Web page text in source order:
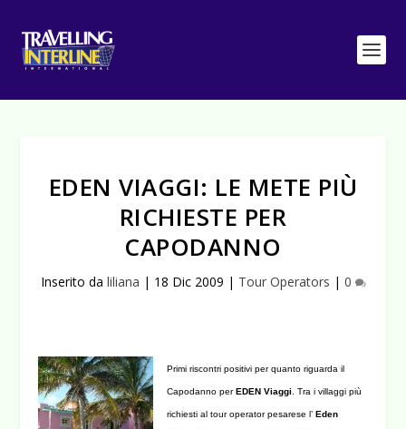
EDEN VIAGGI: LE METE PIÙ
RICHIESTE PER
CAPODANNO
Inserito da liliana | 18 Dic 2009 | Tour Operators | 0
Primi riscontri positivi per quanto riguarda il
Capodanno perEDEN Viaggi . Tra i villaggi più
richiesti al tour operator pesarese l’Eden